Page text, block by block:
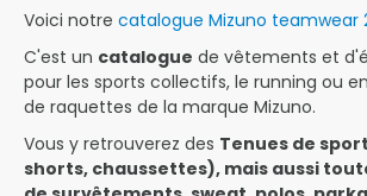
Voici notre catalogue Mizuno teamwear
C'est un catalogue de vêtements et
pour les sports collectifs, le running ou
de raquettes de la marque Mizuno.
Vous y retrouverez des Tenues de
shorts, chaussettes), mais aussi